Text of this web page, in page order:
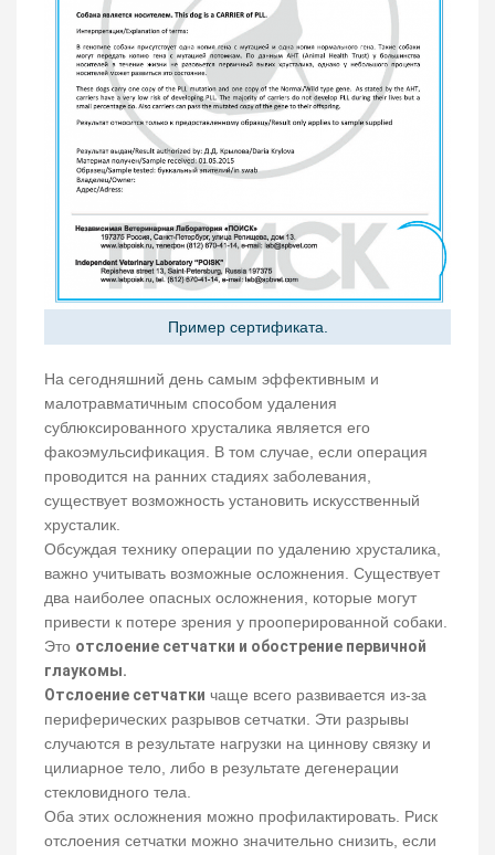
Пример сертификата.
На сегодняшний день самым эффективным и
малотравматичным способом удаления
сублюксированного хрусталика является его
факоэмульсификация. В том случае, если операция
проводится на ранних стадиях заболевания,
существует возможность установить искусственный
хрусталик.
Обсуждая технику операции по удалению хрусталика,
важно учитывать возможные осложнения. Существует
два наиболее опасных осложнения, которые могут
привести к потере зрения у прооперированной собаки.
Это отслоение сетчатки и обострение первичной
глаукомы.
Отслоение сетчатки чаще всего развивается из-за
периферических разрывов сетчатки. Эти разрывы
случаются в результате нагрузки на циннову связку и
цилиарное тело, либо в результате дегенерации
стекловидного тела.
Оба этих осложнения можно профилактировать. Риск
отслоения сетчатки можно значительно снизить, если